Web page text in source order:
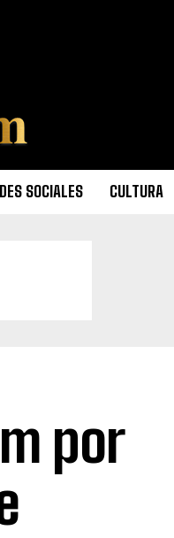
SOCIALES CULTURA
por